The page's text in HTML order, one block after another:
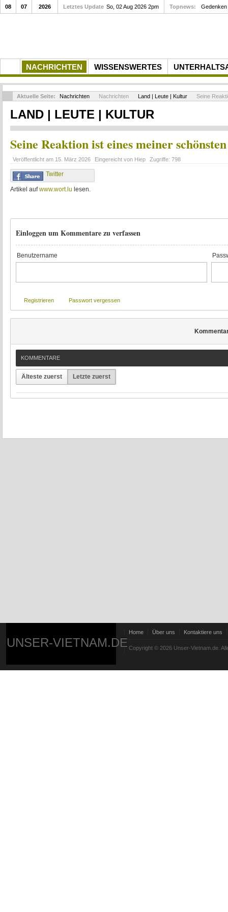
NACHRICHTEN WISSENSWERTES
08 07 2026 Letztes Update So, 02 Aug 2026 2pm Topnews: Gedenken
Aktuelle Seite: Nachrichten Nachrichten Land | Leute | Kultur Seine
LAND | LEUTE | KULTUR
Seine Reaktion ist eines meiner
Veröffentlicht am 15. März 2026 Eingereicht von Hiep Zugriffe: 798
Twitter
Artikel aufwww.wort.lu lesen.
Einloggen um Kommentare zu verfassen
Benutzername
Registrieren Passwort vergessen
KOMMENTARE
Älteste zuerst Letzte zuerst
UNSER-VIETNAM.DE
Home Über uns Kontaktiere uns
Copyright © 2026 Unser-Vietnam.de.